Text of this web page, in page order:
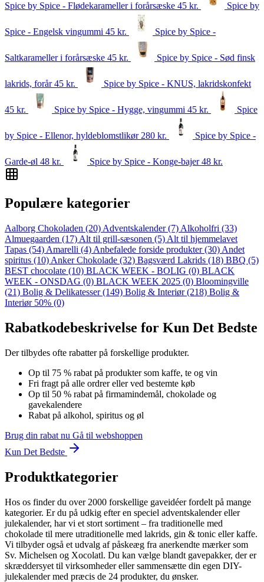
Spice by Spice - Flødekarameller i forårsæske 45 kr. Spice by
Spice - Engelsk vingummi 45 kr. Spice by Spice -
Saltkarameller i forårsæske 45 kr. Spice by Spice - Sød finsk
lakrids, forår45 kr. Spice by Spice - KNUS, lakridskonfekt
45 kr. Spice by Spice - Hygge, vingummi 45 kr. Spice
by Spice - Ellenor, hyldeblomstlikør 280 kr. Spice by Spice -
Garde-øl 48 kr. Spice by Spice - Konge-bajer48 kr.
Populære kategorier
Aalborg Chokoladen (20) Adventskalender(7) Alkoholfri (33)
Almuegaarden (17) Alt til grill-sæsonen (5) Alt til hjemmelavet
Tapas (54) Amarelli (4) Anbefalede forside produkter(30) Andet
spiritus (10) Anker Chokolade (32) Bagsværd Lakrids (18) BBQ (5)
BEST chocolate (10) BLACK WEEK - BOLIG (0) BLACK
WEEK - ONSDAG (0) BLACK WEEK 2025 (0) Bloomingville
(21) Bolig & Delikatesser(149) Bolig & Interiør(218) Bolig &
Interiør 50% (0)
Rabatkodebeskrivelse for Kun Det Bedste
Der tilbydes ofte rabatter på forskellige produkter.
Op til 75 % rabat på produkter som kaffe, te og vin
Fri fragt på alle ordrer eller ved bestemte køb
Op til 50 % rabat på firmamindemål, chokolade og
gavekalendere
Rabat på alkohol, spiritus og øl
Brug din rabat nu Gå til webshoppen
Kun Det Bedste
Produktkategorier
Hos os finder du over 2000 forskellige gaveidéer fordelt på mange
kategorier. Er du på udkig efter en speciel adventskalender eller
julekalender, har vi et stort sortiment – fra traditionelle med
chokolade til mere utraditionelle med lakrids, gin & tonic eller kaffe.
Vi tilbyder også et udvalg af påskeæg fra anerkendte mærker som
Sv. Michelsen og Xocolatl. Du kan vælge blandt gavepakker, der er
skræddersyet til virksomheder eller sammensætte din egen DIY-
julekalender med præcis de 24 produkter, du ønsker.